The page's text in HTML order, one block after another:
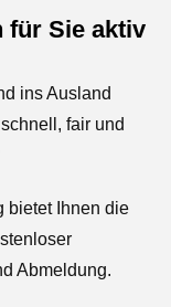
für Sie aktiv
ins Ausland
fair und
bietet Ihnen die
Abmeldung.